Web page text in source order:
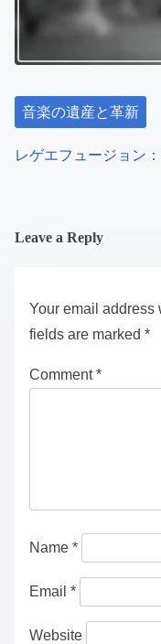
音楽の遺産と革新
レゲエフュージョン
Leave a Reply
Your email address
fields are marked *
Comment*
Name *
Email *
Website